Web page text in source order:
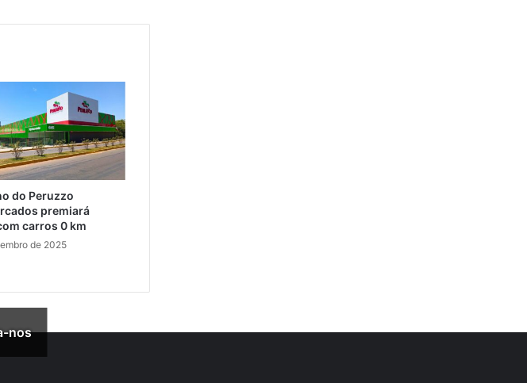
do Peruzzo
premiará
carros 0 km
de 2025
nos